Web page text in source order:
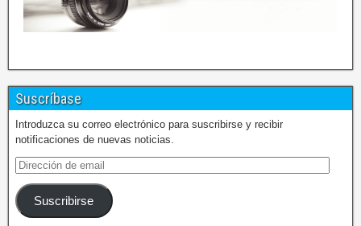
Suscríbase
Introduzca su correo electrónico para suscribirse y recibir
notificaciones de nuevas noticias.
Suscribirse